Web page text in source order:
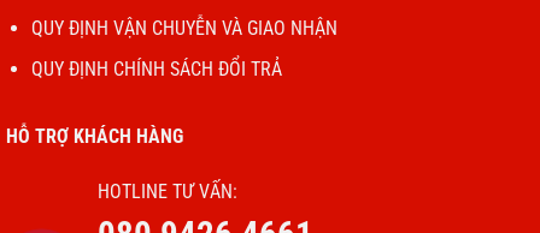
QUY ĐỊNH VẬN CHUYỄN VÀ GIAO NHẬN
QUY ĐỊNH CHÍNH SÁCH ĐỔI TRẢ
HỖ TRỢ KHÁCH HÀNG
HOTLINE TƯ VẤN: